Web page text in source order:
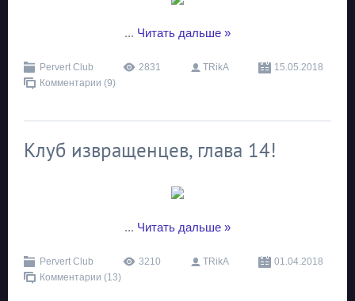
... Читать дальше »
Pervert Club 2831 TRikA
15.05.2018
Комментарии (9)
Клуб извращенцев, глава 14!
... Читать дальше »
Pervert Club 3210 TRikA
01.04.2018
Комментарии (13)